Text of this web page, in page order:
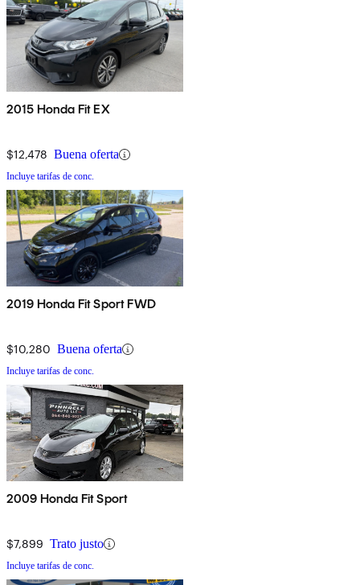
2015 Honda Fit EX
$12,478 Buena oferta
Incluye tarifas de conc.
2019 Honda Fit Sport FWD
$10,280 Buena oferta
Incluye tarifas de conc.
2009 Honda Fit Sport
$7,899 Trato justo
Incluye tarifas de conc.